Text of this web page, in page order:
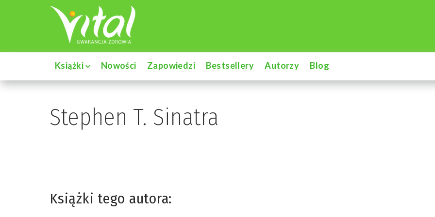
Książki Nowości Zapowiedzi Bestsellery Autorzy Blog
Stephen T. Sinatra
Książki tego autora: